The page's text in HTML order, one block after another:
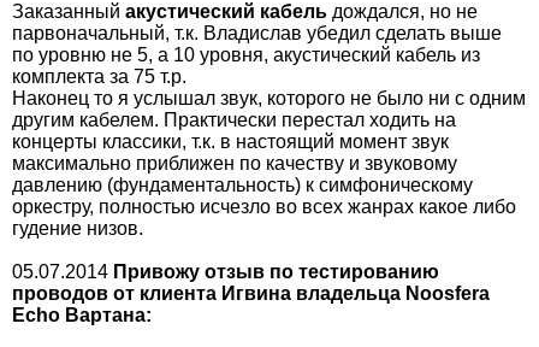
Заказанный акустический кабель дождался, но не
парвоначальный, т.к. Владислав убедил сделать выше
по уровню не 5, а 10 уровня, акустический кабель из
комплекта за 75 т.р.
Наконец то я услышал звук, которого не было ни с одним
другим кабелем. Практически перестал ходить на
концерты классики, т.к. в настоящий момент звук
максимально приближен по качеству и звуковому
давлению (фундаментальность) к симфоническому
оркестру, полностью исчезло во всех жанрах какое либо
гудение низов.
05.07.2014 Привожу отзыв по тестированию
проводов от клиента Игвина владельца Noosfera
Echo Вартана: